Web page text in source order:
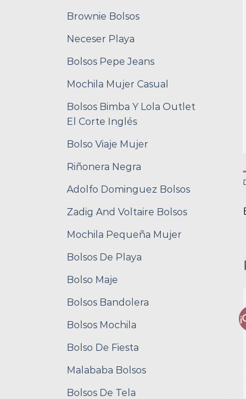
Brownie Bolsos
Neceser Playa
Bolsos Pepe Jeans
Mochila Mujer Casual
Bolsos Bimba Y Lola Outlet
El Corte Inglés
Bolso Viaje Mujer
Riñonera Negra
Adolfo Dominguez Bolsos
Zadig And Voltaire Bolsos
Mochila Pequeña Mujer
Bolsos De Playa
Bolso Maje
Bolsos Bandolera
Bolsos Mochila
Bolso De Fiesta
Malababa Bolsos
Bolsos De Tela